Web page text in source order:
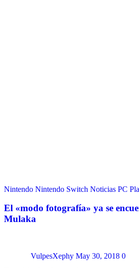
Nintendo Nintendo Switch Noticias PC
El «modo fotografía» ya se
Mulaka
VulpesXephy May 30, 2018 0